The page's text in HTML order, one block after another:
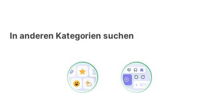
In anderen Kategorien suchen